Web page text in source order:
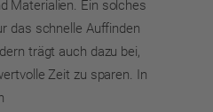
Materialien. Ein solches
das schnelle Auffinden
trägt auch dazu bei,
Zeit zu sparen. In